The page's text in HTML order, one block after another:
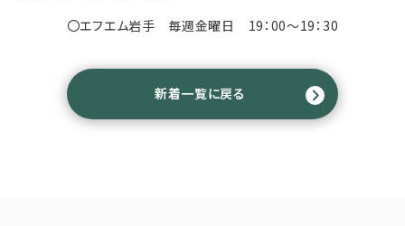
〇エフエム岩手 毎週金曜日 19：00～19：30
新着一覧に戻る